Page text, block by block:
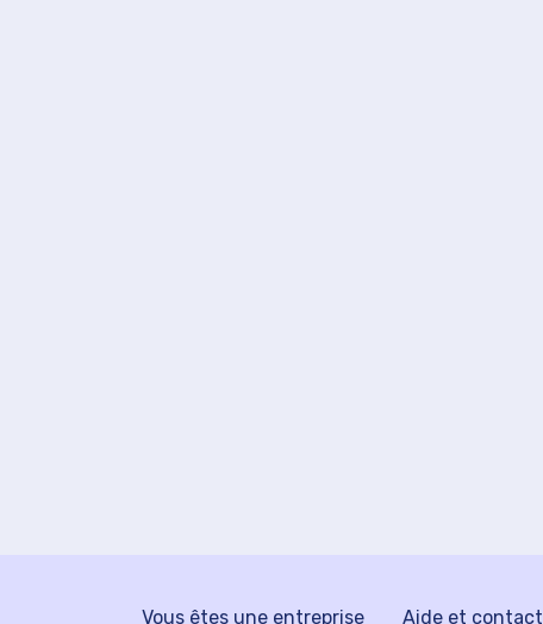
Vous êtes une entreprise Aide et contact